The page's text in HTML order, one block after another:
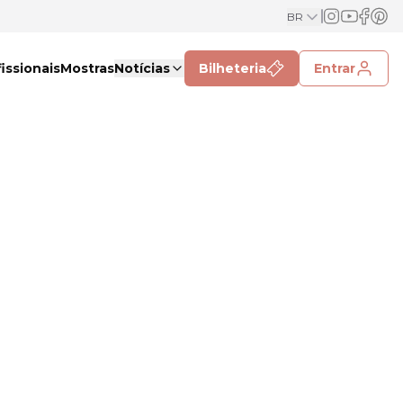
BR
MostrasNotícias Bilheteria Entrar